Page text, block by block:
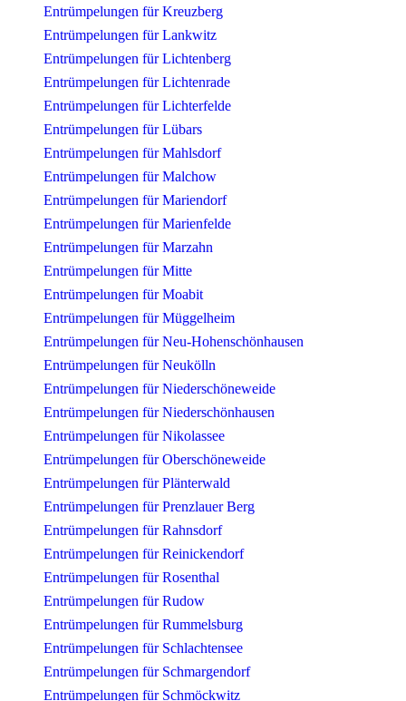
Entrümpelungen für Kreuzberg
Entrümpelungen für Lankwitz
Entrümpelungen für Lichtenberg
Entrümpelungen für Lichtenrade
Entrümpelungen für Lichterfelde
Entrümpelungen für Lübars
Entrümpelungen für Mahlsdorf
Entrümpelungen für Malchow
Entrümpelungen für Mariendorf
Entrümpelungen für Marienfelde
Entrümpelungen für Marzahn
Entrümpelungen für Mitte
Entrümpelungen für Moabit
Entrümpelungen für Müggelheim
Entrümpelungen für Neu-Hohenschönhausen
Entrümpelungen für Neukölln
Entrümpelungen für Niederschöneweide
Entrümpelungen für Niederschönhausen
Entrümpelungen für Nikolassee
Entrümpelungen für Oberschöneweide
Entrümpelungen für Plänterwald
Entrümpelungen für Prenzlauer Berg
Entrümpelungen für Rahnsdorf
Entrümpelungen für Reinickendorf
Entrümpelungen für Rosenthal
Entrümpelungen für Rudow
Entrümpelungen für Rummelsburg
Entrümpelungen für Schlachtensee
Entrümpelungen für Schmargendorf
Entrümpelungen für Schmöckwitz